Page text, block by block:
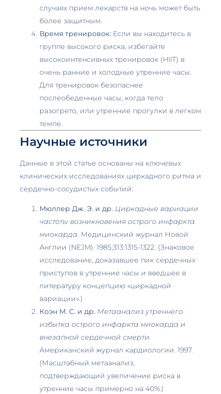
случаях прием лекарств на ночь может быть
более защитным.
Время тренировок: Если вы находитесь в
группе высокого риска, избегайте
высокоинтенсивных тренировок (HIIT) в
очень ранние и холодные утренние часы.
Для тренировок безопаснее
послеобеденные часы, когда тело
разогрето, или утренние прогулки в легком
темпе.
Научные источники
Данные в этой статье основаны на ключевых
клинических исследованиях циркадного ритма и
сердечно-сосудистых событий:
Мюллер Дж. Э. и др. Циркадные вариации
частоты возникновения острого инфаркта
миокарда. Медицинский журнал Новой
Англии (NEJM). 1985;313:1315-1322. (Знаковое
исследование, доказавшее пик сердечных
приступов в утренние часы и введшее в
литературу концепцию «циркадной
вариации».)
Коэн М. С. и др. Метаанализ утреннего
избытка острого инфаркта миокарда и
внезапной сердечной смерти.
Американский журнал кардиологии. 1997.
(Масштабный метаанализ,
подтверждающий увеличение риска в
утренние часы примерно на 40%.)